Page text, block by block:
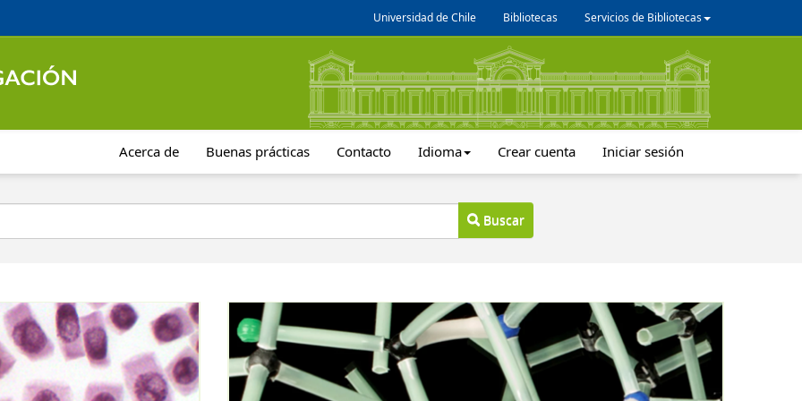
Universidad de Chile Bibliotecas Servicios de Bibliotecas
Acerca de Buenas prácticas Contacto Idioma Crear cuenta Iniciar sesión
Buscar